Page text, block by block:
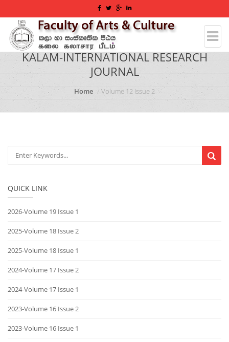
KALAM-INTERNATIONAL RESEARCH
JOURNAL
Home Volume 12 Issue 2
QUICK LINK
2026-Volume 19 Issue 1
2025-Volume 18 Issue 2
2025-Volume 18 Issue 1
2024-Volume 17 Issue 2
2024-Volume 17 Issue 1
2023-Volume 16 Issue 2
2023-Volume 16 Issue 1